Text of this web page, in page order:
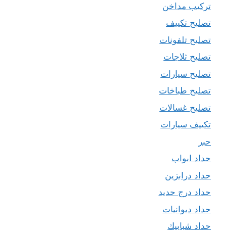
تركيب مداخن
تصليح تكييف
تصليح تلفونات
تصليح ثلاجات
تصليح سيارات
تصليح طباخات
تصليح غسالات
تكييف سيارات
حبر
حداد ابواب
حداد درابزين
حداد درج حديد
حداد ديوانيات
حداد شبابيك